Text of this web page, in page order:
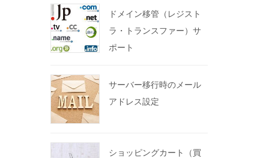
ドメイン移管（レジスト
ラ・トランスファー）サ
ポート
サーバー移行時のメール
アドレス設定
ショッピングカート（買